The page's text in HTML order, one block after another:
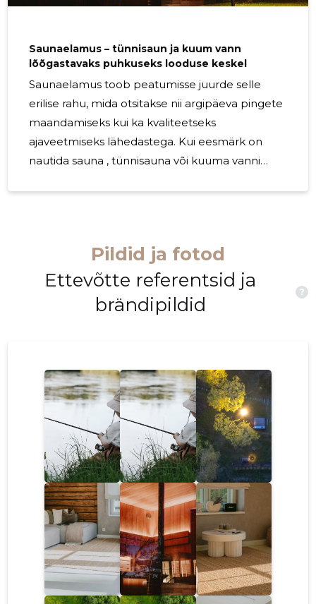
Saunaelamus – tünnisaun ja kuum vann
lõõgastavaks puhkuseks looduse keskel
Saunaelamus toob peatumisse juurde selle
erilise rahu, mida otsitakse nii argipäeva pingete
maandamiseks kui ka kvaliteetseks
ajaveetmiseks lähedastega. Kui eesmärk on
nautida sauna , tünnisauna või kuuma vanni
vaid oluline osa terviklikust
puhkusekogemusest. Soe aur, rahulik ümbrus ja
lihtne, hubane atmosfäär aitavad aeglustada
tempot ning pakkuda kehale ja meelele tõelist
Pildid ja fotod
Ettevõtte referentsid ja
brändipildid
?